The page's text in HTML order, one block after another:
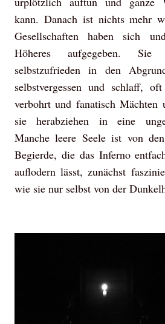
kann. Danach ist nichts mehr
Gesellschaften haben sich
Höheres aufgegeben. Sie
selbstzufrieden in den
selbstvergessen und schlaff,
verbohrt und fanatisch Mächten
sie herabziehen in eine
Manche leere Seele ist von
Begierde, die das Inferno
auflodern lässt, zunächst
wie sie nur selbst von der